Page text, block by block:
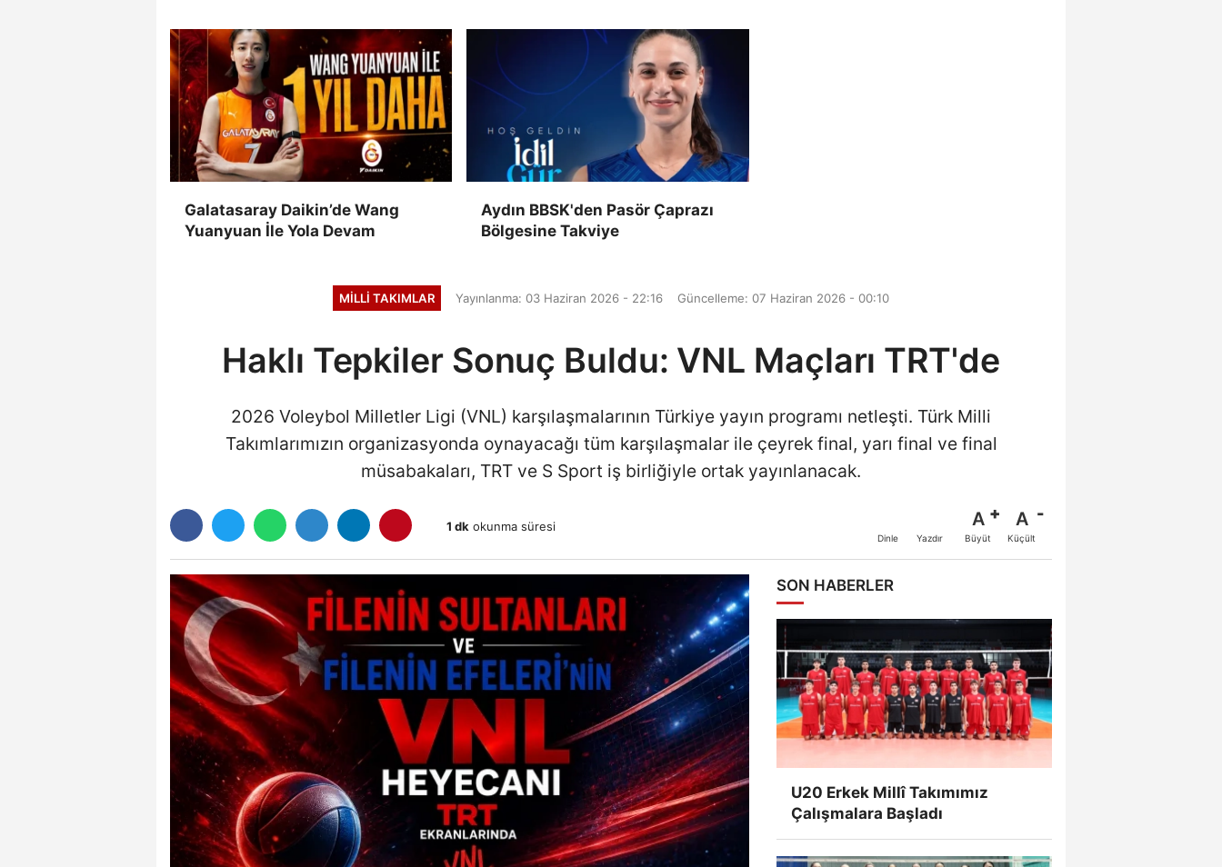
Galatasaray Daikin’de Wang
Yuanyuan İle Yola Devam
Aydın BBSK'den Pasör Çaprazı
Bölgesine Takviye
MILLI TAKIMLAR Yayınlanma: 03 Haziran 2026 - 22:16 Güncelleme: 07 Haziran 2026 - 00:10
Haklı Tepkiler Sonuç Buldu: VNL Maçları TRT'de
2026 Voleybol Milletler Ligi (VNL) karşılaşmalarının Türkiye yayın programı netleşti. Türk Milli
Takımlarımızın organizasyonda oynayacağı tüm karşılaşmalar ile çeyrek final, yarı final ve final
müsabakaları, TRT ve S Sport iş birliğiyle ortak yayınlanacak.
1 dk okunma süresi
Dinle Yazdır
A
Büyüt
A
Küçült
SON HABERLER
U20 Erkek Millî Takımımız
Çalışmalara Başladı